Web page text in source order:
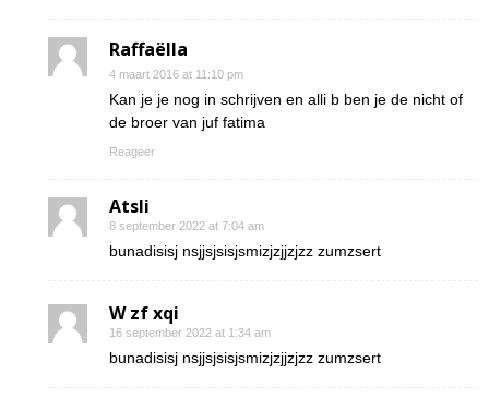
Raffaëlla
4 maart 2016 at 11:10 pm
Kan je je nog in schrijven en alli b ben je de nicht of
de broer van juf fatima
Reageer
Atsli
8 september 2022 at 7:04 am
bunadisisj nsjjsjsisjsmizjzjjzjzz zumzsert
W zf xqi
16 september 2022 at 1:34 am
bunadisisj nsjjsjsisjsmizjzjjzjzz zumzsert